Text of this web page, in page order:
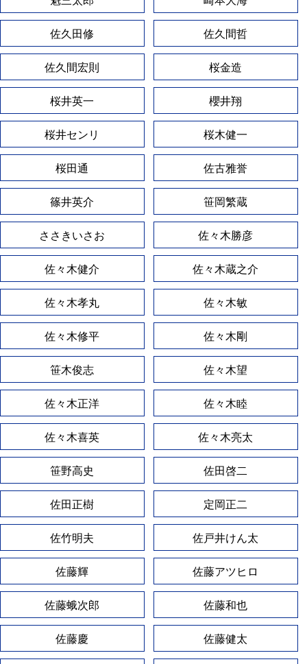
佐久田修 佐久間哲
佐久間宏則 桜金造
桜井英一 櫻井翔
桜井センリ 桜木健一
桜田通 佐古雅誉
篠井英介 笹岡繁蔵
ささきいさお 佐々木勝彦
佐々木健介 佐々木蔵之介
佐々木孝丸 佐々木敏
佐々木修平 佐々木剛
笹木俊志 佐々木望
佐々木正洋 佐々木睦
佐々木喜英 佐々木亮太
笹野高史 佐田啓二
佐田正樹 定岡正二
佐竹明夫 佐戸井けん太
佐藤輝 佐藤アツヒロ
佐藤蛾次郎 佐藤和也
佐藤慶 佐藤健太